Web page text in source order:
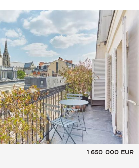
1 650 000 EUR